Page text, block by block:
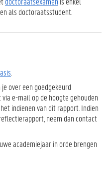
als doctoraatsstudent.
over een goedgekeurd
via e-mail op de hoogte gehouden
indienen van dit rapport. Indien
neem dan contact
academiejaar in orde brengen